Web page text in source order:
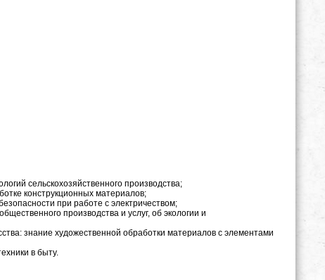
сельскохозяйственного производства;
конструкционных материалов;
при работе с электричеством;
производства и услуг, об экологии и
знание художественной обработки материалов с элементами
в быту.